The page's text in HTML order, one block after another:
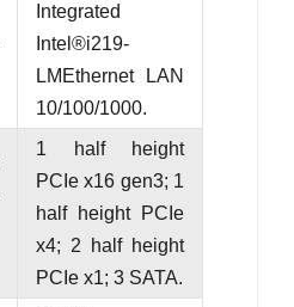
Integrated
Intel®i219-
LM Ethernet LAN
10/100/1000.
1 half height
PCIe x16 gen3; 1
half height PCIe
x4; 2 half height
PCIe x1; 3 SATA.